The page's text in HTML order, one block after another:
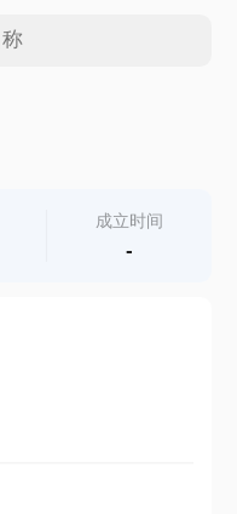
成立时间
-